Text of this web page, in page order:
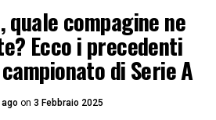
quale compagine ne
Ecco i precedenti
di Serie A
on 3 Febbraio 2025